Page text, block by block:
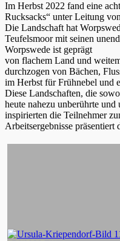
Im Herbst 2022 fand eine
Rucksacks“ unter Leitung
Die Landschaft hat
Teufelsmoor mit seinen
Worpswede ist geprägt
von flachem Land und
durchzogen von Bächen,
im Herbst für Frühnebel und
Diese Landschaften, die
heute nahezu unberührte
inspirierten die Teilnehmer
Arbeitsergebnisse präsentiert